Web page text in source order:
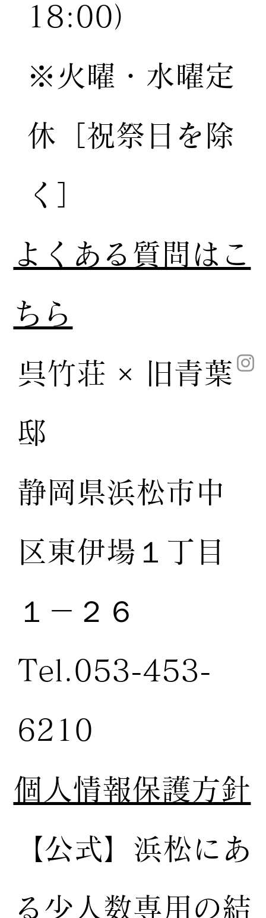
18:00）
※火曜・水曜定
休［祝祭日を除
く］
呉竹荘 × 旧青葉
邸
静岡県浜松市中
区東伊場１丁目
１－２６
Tel.053-453-
6210
個人情報保護方針
【公式】 浜松にあ
る少人数専用の結
​よくある質問はこ
ちら